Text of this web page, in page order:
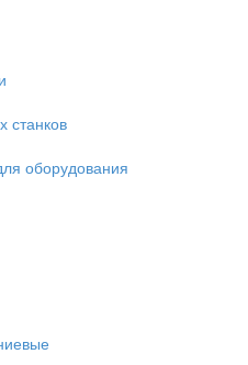
станков
оборудования